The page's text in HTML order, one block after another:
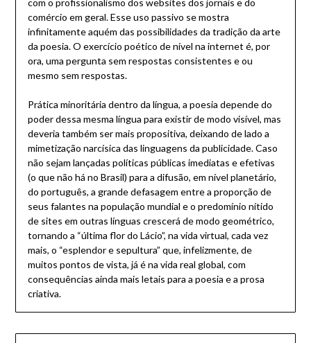
comércio em geral. Esse uso passivo se mostra
infinitamente aquém das possibilidades da tradição da arte
da poesia. O exercício poético de nível na internet é, por
ora, uma pergunta sem respostas consistentes e ou
mesmo sem respostas.
Prática minoritária dentro da língua, a poesia depende do
poder dessa mesma língua para existir de modo visível, mas
deveria também ser mais propositiva, deixando de lado a
mimetização narcísica das linguagens da publicidade. Caso
não sejam lançadas políticas públicas imediatas e efetivas
(o que não há no Brasil) para a difusão, em nível planetário,
do português, a grande defasagem entre a proporção de
seus falantes na população mundial e o predomínio nítido
de sites em outras línguas crescerá de modo geométrico,
tornando a “última flor do Lácio”, na vida virtual, cada vez
mais, o “esplendor e sepultura” que, infelizmente, de
muitos pontos de vista, já é na vida real global, com
consequências ainda mais letais para a poesia e a prosa
criativa.